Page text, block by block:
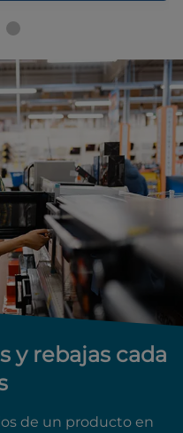
y rebajas cada
de un producto en